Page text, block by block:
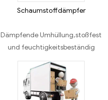
Schaumstoffdämpfer
Dämpfende Umhüllung,stoßfest
und feuchtigkeitsbeständig